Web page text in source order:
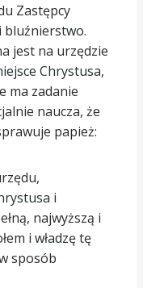
Zastępcy
bluźnierstwo.
jest na urzędzie
Chrystusa,
ma zadanie
naucza, że
papież:
i
najwyższą i
i władzę tę
sposób